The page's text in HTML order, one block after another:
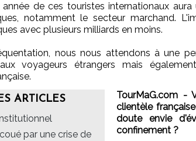
de ces touristes internationaux
notamment le secteur marchand.
avec plusieurs milliards en moins.
nous nous attendons à une
voyageurs étrangers mais
ARTICLES
par une crise de
TourMaG.com -
clientèle
doute envie
confinement ?